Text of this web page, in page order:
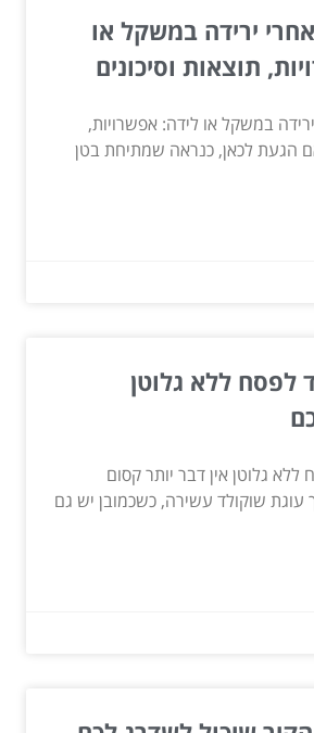
ירידה במשקל או
תוצאות וסיכונים
במשקל או לידה: אפשרויות,
אם הגעת לכאן, כנראה שמתיחת בטן
לפסח ללא גלוטן
גלוטן אין דבר יותר קסום
שוקולד עשירה, כשכמובן יש גם